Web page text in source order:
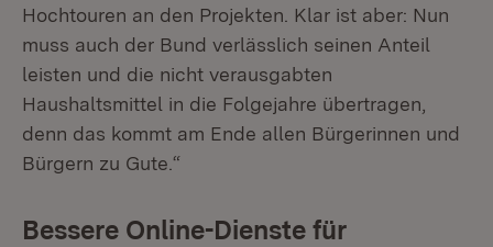
Hochtouren an den Projekten. Klar ist aber: Nun
muss auch der Bund verlässlich seinen Anteil
leisten und die nicht verausgabten
Haushaltsmittel in die Folgejahre übertragen,
denn das kommt am Ende allen Bürgerinnen und
Bürgern zu Gute.“
Bessere Online-Dienste für